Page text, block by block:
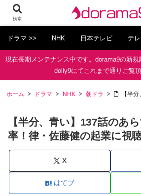
ドラマ >> NHK 日本テレビ テ
現在長期メンテナンス中です。dorama9の新
dolly9にてこれまで通りご覧頂
ホーム ドラマ NHK 朝ドラ 【半
【半分、青い】137話のあ
率！律・佐藤健の起業に視
X
はてブ
検索